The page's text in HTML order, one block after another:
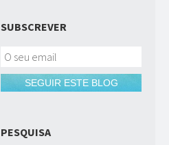
SUBSCREVER
SEGUIR ESTE BLOG
PESQUISA